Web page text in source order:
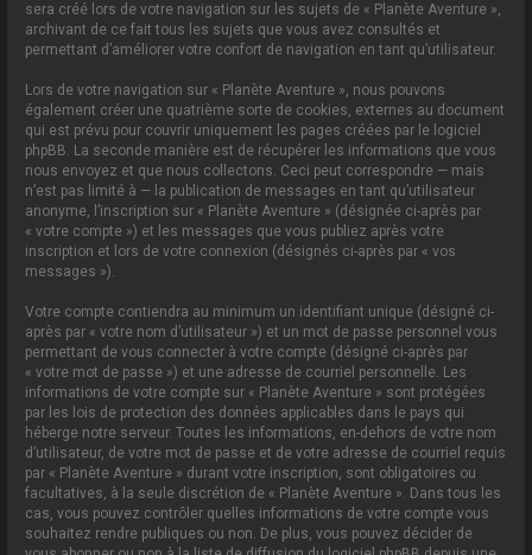
sera créé lors de votre navigation sur les sujets de « Planète Aventure »,
archivant de ce fait tous les sujets que vous avez consultés et
permettant d’améliorer votre confort de navigation en tant qu’utilisateur.
Lors de votre navigation sur « Planète Aventure », nous pouvons
également créer une quatrième sorte de cookies, externes au document
qui est prévu pour couvrir uniquement les pages créées par le logiciel
phpBB. La seconde manière est de récupérer les informations que vous
nous envoyez et que nous collectons. Ceci peut correspondre — mais
n’est pas limité à — la publication de messages en tant qu’utilisateur
anonyme, l’inscription sur « Planète Aventure » (désignée ci-après par
« votre compte ») et les messages que vous publiez après votre
inscription et lors de votre connexion (désignés ci-après par « vos
messages »).
Votre compte contiendra au minimum un identifiant unique (désigné ci-
après par « votre nom d’utilisateur ») et un mot de passe personnel vous
permettant de vous connecter à votre compte (désigné ci-après par
« votre mot de passe ») et une adresse de courriel personnelle. Les
informations de votre compte sur « Planète Aventure » sont protégées
par les lois de protection des données applicables dans le pays qui
héberge notre serveur. Toutes les informations, en-dehors de votre nom
d’utilisateur, de votre mot de passe et de votre adresse de courriel requis
par « Planète Aventure » durant votre inscription, sont obligatoires ou
facultatives, à la seule discrétion de « Planète Aventure ». Dans tous les
cas, vous pouvez contrôler quelles informations de votre compte vous
souhaitez rendre publiques ou non. De plus, vous pouvez décider de